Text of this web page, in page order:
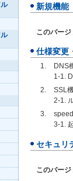
新規機能
このバージ
仕様変更
DNS
1-1.
SSL
2-1.
3-1.
セキュリ
このバー